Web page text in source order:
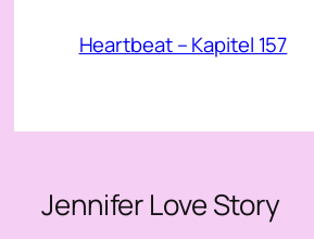
Heartbeat – Kapitel 157
Jennifer Love Story